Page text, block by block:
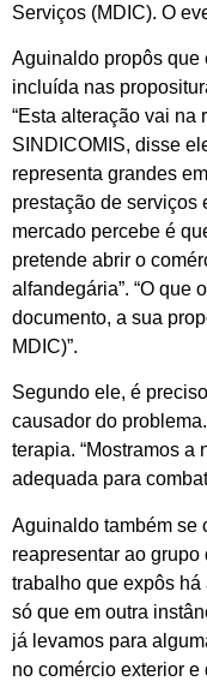
Serviços (MDIC). O
Aguinaldo propôs que
incluída nas
“Esta alteração vai na
SINDICOMIS, disse
representa grandes
prestação de serviços
mercado percebe é
pretende abrir o
alfandegária”. “O que
documento, a sua
MDIC)”.
Segundo ele, é
causador do
terapia. “Mostramos a
adequada para
Aguinaldo também se
reapresentar ao
trabalho que expôs
só que em outra
já levamos para
no comércio exterior